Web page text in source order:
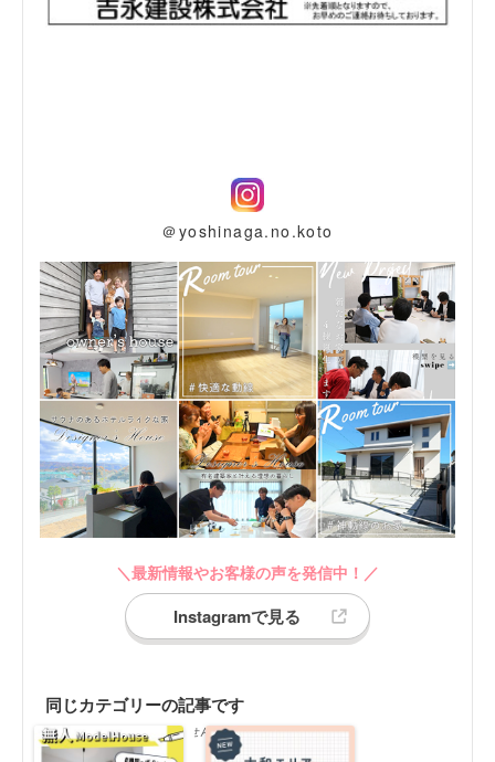
＠yoshinaga.no.koto
＼最新情報やお客様の声を発信中！／
Instagramで見る
同じカテゴリーの記事です
同じカテゴリーの記事がありません